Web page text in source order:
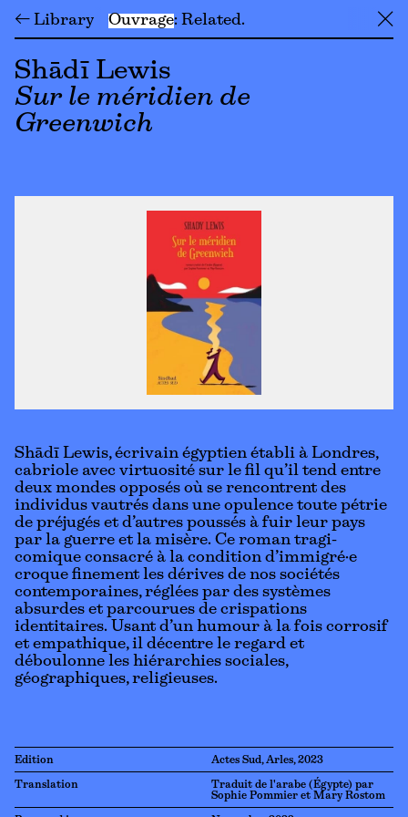
← Library Ouvrage Related ╳
Shādī Lewis
Sur le méridien de
Greenwich
Shādī Lewis, écrivain égyptien établi à Londres,
cabriole avec virtuosité sur le fil qu’il tend entre
deux mondes opposés où se rencontrent des
individus vautrés dans une opulence toute pétrie
de préjugés et d’autres poussés à fuir leur pays
par la guerre et la misère. Ce roman tragi-
comique consacré à la condition d’immigré·e
croque finement les dérives de nos sociétés
contemporaines, réglées par des systèmes
absurdes et parcourues de crispations
identitaires. Usant d’un humour à la fois corrosif
et empathique, il décentre le regard et
déboulonne les hiérarchies sociales,
géographiques, religieuses.
Edition Actes Sud, Arles, 2023
Translation
Traduit de l'arabe (Égypte) par
Sophie Pommier et Mary Rostom